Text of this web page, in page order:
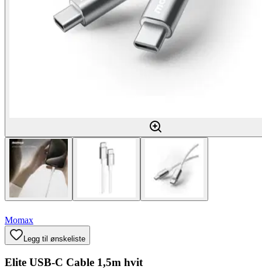
Momax
Legg til ønskeliste
Elite USB-C Cable 1,5m hvit